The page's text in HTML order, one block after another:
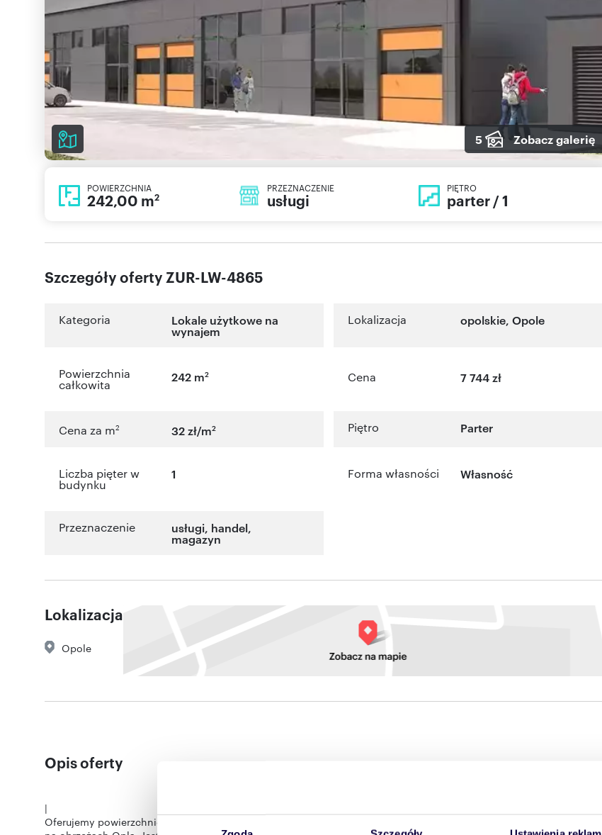
5 Zobacz galerię
POWIERZCHNIA
242,00 m2
PRZEZNACZENIE
usługi
PIĘTRO
parter / 1
Szczegóły oferty ZUR-LW-4865
Kategoria Lokale użytkowe na
wynajem
Lokalizacja opolskie,Opole
Powierzchnia
całkowita
242 m2 Cena 7 744 zł
Cena za m2 32 zł/m2 Piętro Parter
Liczba pięter w
budynku
1 Forma własności Własność
Przeznaczenie usługi, handel,
magazyn
Lokalizacja
Opole
Opis oferty
|
Oferujemy powierzchnie handlowo-magazynowe w nowo wybudowanym obiekcie "UrbanBox Park Harmonia Kępa"